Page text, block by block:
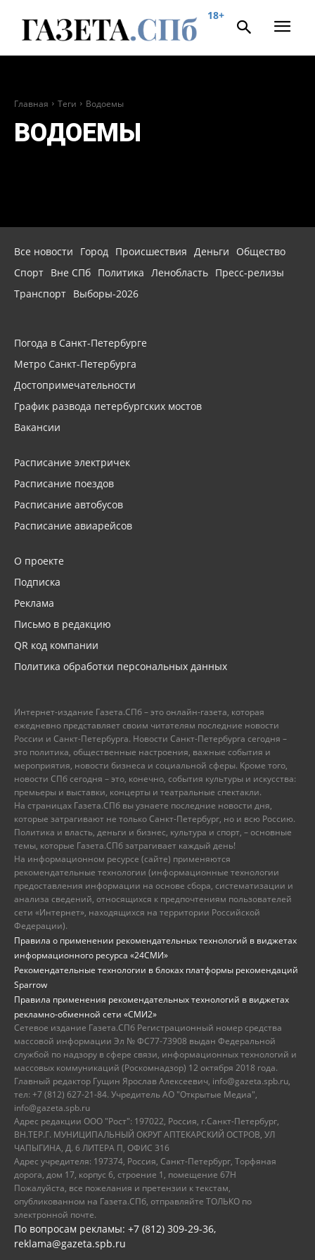
18+
Главная Теги Водоемы
ВОДОЕМЫ
Все новости Город Происшествия Деньги
Общество
Спорт Вне СПб Политика Ленобласть Пресс-релизы
Транспорт Выборы-2026
Погода в Санкт-Петербурге
Метро Санкт-Петербурга
Достопримечательности
График развода петербургских мостов
Вакансии
Расписание электричек
Расписание поездов
Расписание автобусов
Расписание авиарейсов
О проекте
Подписка
Реклама
Письмо в редакцию
QR код компании
Политика обработки персональных данных
Интернет-издание Газета.СПб – это онлайн-газета, которая
ежедневно представляет своим читателям последние новости
России и Санкт-Петербурга. Новости Санкт-Петербурга сегодня –
это политика, общественные настроения, важные события и
мероприятия, новости бизнеса и социальной сферы. Кроме того,
новости СПб сегодня – это, конечно, события культуры и искусства:
премьеры и выставки, концерты и театральные спектакли.
На страницах Газета.СПб вы узнаете последние новости дня,
которые затрагивают не только Санкт-Петербург, но и всю Россию.
Политика и власть, деньги и бизнес, культура и спорт, – основные
темы, которые Газета.СПб затрагивает каждый день!
На информационном ресурсе (сайте) применяются
рекомендательные технологии (информационные технологии
предоставления информации на основе сбора, систематизации и
анализа сведений, относящихся к предпочтениям пользователей
сети «Интернет», находящихся на территории Российской
Федерации).
Правила о применении рекомендательных технологий в виджетах
информационного ресурса «24СМИ»
Рекомендательные технологии в блоках платформы рекомендаций
Sparrow
Правила применения рекомендательных технологий в виджетах
рекламно-обменной сети «СМИ2»
Сетевое издание Газета.СПб Регистрационный номер средства
массовой информации Эл № ФС77-73908 выдан Федеральной
службой по надзору в сфере связи, информационных технологий и
массовых коммуникаций (Роскомнадзор) 12 октября 2018 года.
Главный редактор Гущин Ярослав Алексеевич, info@gazeta.spb.ru,
тел: +7 (812) 627-21-84. Учредитель АО "Открытые Медиа",
info@gazeta.spb.ru
Адрес редакции ООО "Рост": 197022, Россия, г.Санкт-Петербург,
ВН.ТЕР.Г. МУНИЦИПАЛЬНЫЙ ОКРУГ АПТЕКАРСКИЙ ОСТРОВ, УЛ
ЧАПЫГИНА, Д. 6 ЛИТЕРА П, ОФИС 316
Адрес учредителя: 197374, Россия, Санкт-Петербург, Торфяная
дорога, дом 17, корпус 6, строение 1, помещение 67Н
Пожалуйста, все пожелания и претензии к текстам,
опубликованном на Газета.СПб, отправляйте ТОЛЬКО по
электронной почте.
По вопросам рекламы: +7 (812) 309-29-36,
reklama@gazeta.spb.ru